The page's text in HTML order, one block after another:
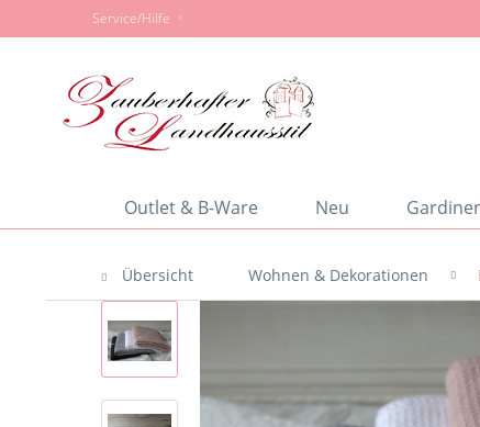
Service/Hilfe
Outlet & B-Ware Neu
Übersicht Wohnen & Dekorationen